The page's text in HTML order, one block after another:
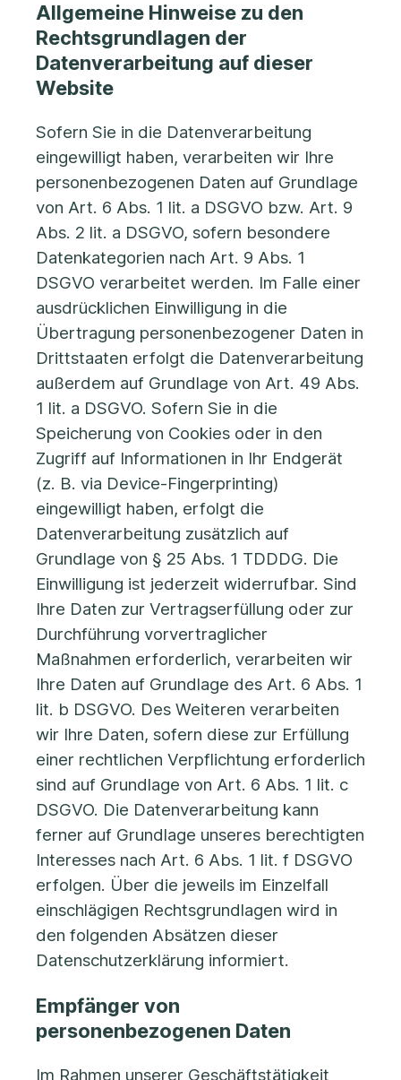
Allgemeine Hinweise zu den
Rechtsgrundlagen der
Datenverarbeitung auf dieser
Website
Sofern Sie in die Datenverarbeitung
eingewilligt haben, verarbeiten wir Ihre
personenbezogenen Daten auf Grundlage
von Art. 6 Abs. 1 lit. a DSGVO bzw. Art. 9
Abs. 2 lit. a DSGVO, sofern besondere
Datenkategorien nach Art. 9 Abs. 1
DSGVO verarbeitet werden. Im Falle einer
ausdrücklichen Einwilligung in die
Übertragung personenbezogener Daten in
Drittstaaten erfolgt die Datenverarbeitung
außerdem auf Grundlage von Art. 49 Abs.
1 lit. a DSGVO. Sofern Sie in die
Speicherung von Cookies oder in den
Zugriff auf Informationen in Ihr Endgerät
(z. B. via Device-Fingerprinting)
eingewilligt haben, erfolgt die
Datenverarbeitung zusätzlich auf
Grundlage von § 25 Abs. 1 TDDDG. Die
Einwilligung ist jederzeit widerrufbar. Sind
Ihre Daten zur Vertragserfüllung oder zur
Durchführung vorvertraglicher
Maßnahmen erforderlich, verarbeiten wir
Ihre Daten auf Grundlage des Art. 6 Abs. 1
lit. b DSGVO. Des Weiteren verarbeiten
wir Ihre Daten, sofern diese zur Erfüllung
einer rechtlichen Verpflichtung erforderlich
sind auf Grundlage von Art. 6 Abs. 1 lit. c
DSGVO. Die Datenverarbeitung kann
ferner auf Grundlage unseres berechtigten
Interesses nach Art. 6 Abs. 1 lit. f DSGVO
erfolgen. Über die jeweils im Einzelfall
einschlägigen Rechtsgrundlagen wird in
den folgenden Absätzen dieser
Datenschutzerklärung informiert.
Empfänger von
personenbezogenen Daten
Im Rahmen unserer Geschäftstätigkeit